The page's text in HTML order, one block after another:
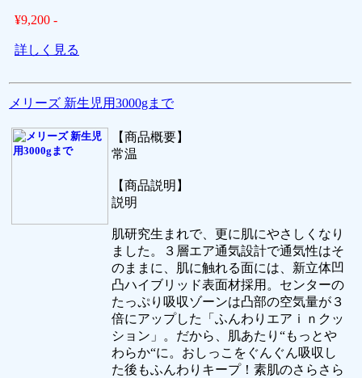
¥9,200 -
詳しく見る
メリーズ 新生児用3000gまで
【商品概要】
常温
【商品説明】
説明
肌研究生まれで、更に肌にやさしくなり
ました。３層エア通気設計で通気性はそ
のままに、肌に触れる面には、新立体凹
凸ハイブリッド表面材採用。センターの
たっぷり吸収ゾーンは凸部の空気量が３
倍にアップした「ふんわりエアｉｎクッ
ション」。だから、肌あたり“もっとや
わらか“に。おしっこをぐんぐん吸収し
た後もふんわりキープ！素肌のさらさら